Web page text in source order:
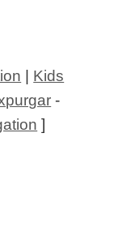
| Kids
-
]